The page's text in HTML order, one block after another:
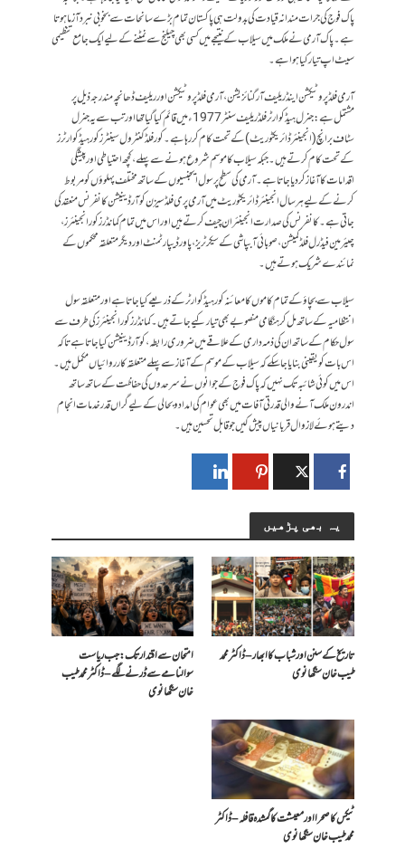
پاک فوج کی جر ات مندانہ قیادت کی بدولت ہی پاکستان تمام بڑے سانحات سے بخوبی نبرد آزما ہوتا
ہے ۔پاک آرمی نے ملک میں سیلاب کے نتیجے میں کسی بھی چیلنج سے نمٹنے کے لیے ایک جامع تنظیمی
سیٹ اپ تیار کیا ہواہے۔
آرمی فلڈ پروٹیکشن اینڈ ریلیف آرگنائزیشن ،آرمی فلڈ پروٹیکشن اور ریلیف ڈھانچہ مندرجہ ذیل پر
مشتمل ہے:جنرل ہیڈ کوارٹر فلڈ ریلیف سنٹر 1977 ء میں قائم کیا گیا تھا اور تب سے یہ جنرل
سٹاف برانچ (انجینئر ڈائریکٹوریٹ) کے تحت کام کر رہا ہے۔کور فلڈ کنٹرول سینٹرز کور ہیڈ کوارٹرز
کے تحت کام کرتے ہیں۔ جبکہ سیلاب کا موسم شروع ہونے سے پہلے، کچھ احتیاطی اور پیشگی
اقدامات کا آغاز کر دیا جا تا ہے ۔آرمی کی سطح پر سول ایجنسیوں کے ساتھ مختلف پہلوؤں کو مربوط
کرنے کے لیے ہر سال انجینئر ڈائریکٹوریٹ میں آرمی پری فلڈ سیزن کوآرڈینیشن کانفرنس منعقد کی
جاتی ہے۔ کانفرنس کی صدارت انجینئر ان چیف کرتے ہیں اور اس میں تمام کمانڈرز کور انجینئرز،
چیئرمین فیڈرل فلڈ کمیشن، صوبائی آبپاشی کے سیکرٹریز، پاور ڈیپارٹمنٹ اور دیگر متعلقہ محکموں کے
نمائندے شریک ہوتے ہیں۔
سیلاب سے بچاؤ کے تمام کاموں کا معائنہ کور ہیڈ کوارٹر کے ذریعے کیا جاتا ہے اور متعلقہ سول
انتظامیہ کے ساتھ مل کر ہنگامی منصوبے بھی تیار کیے جاتے ہیں۔ کمانڈرز کور انجینئرز کی طرف سے
سول حکام کے ساتھ ان کی ذمہ داری کے علاقے میں ضروری رابطہ ،کوآرڈینیشن کیا جاتا ہے تاکہ
اس بات کو یقینی بنایا جا سکے کہ سیلاب کے موسم کے آغاز سے پہلے متعلقہ کارروائیاں مکمل ہیں۔
اس میں کوئی شائبہ تک نہیں کہ پاک فوج کے جوانوں نے سرحدوں کی حفاظت کے ساتھ ساتھ
اندرون ملک آنے والی قدرتی آفات میں بھی عوام کی امداد و بحالی کے لیے گراں قدر خدمات انجام
دیتے ہوئے لازوال قربانیاں پیش کیں جو قابل تحسین ہیں ۔
یہ بھی پڑھیں
تاریخ کے سنن اور شباب کا ابھار – ڈاکٹر محمد
طیب خان سنگھانوی
امتحان سے اقتدار تک: جب ریاست
سوالنامے سے ڈرنے لگے – ڈاکٹر محمد طیب
خان سنگھانوی
ٹیکس کا صحرا اور معیشت کا گمشدہ قافلہ – ڈاکٹر
محمد طیب خان سنگھانوی